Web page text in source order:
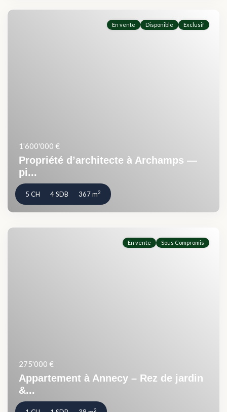
En vente Disponible Exclusif
1'600'000 €
Propriété d’architecte à Archamps —
pi...
5 CH 4 SDB 367 m2
En vente Sous Compromis
275'000 €
Appartement à Annecy – Rez de jardin
&...
2